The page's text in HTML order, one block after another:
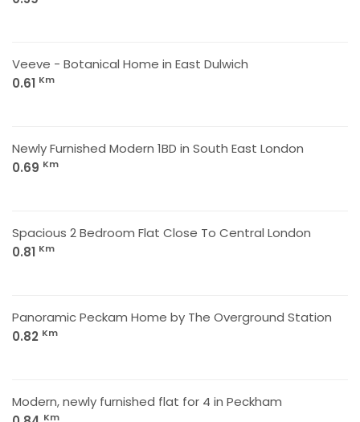
Veeve - Botanical Home in East Dulwich
0.61 Km
Newly Furnished Modern 1BD in South East London
0.69 Km
Spacious 2 Bedroom Flat Close To Central London
0.81 Km
Panoramic Peckam Home by The Overground Station
0.82 Km
Modern, newly furnished flat for 4 in Peckham
Km